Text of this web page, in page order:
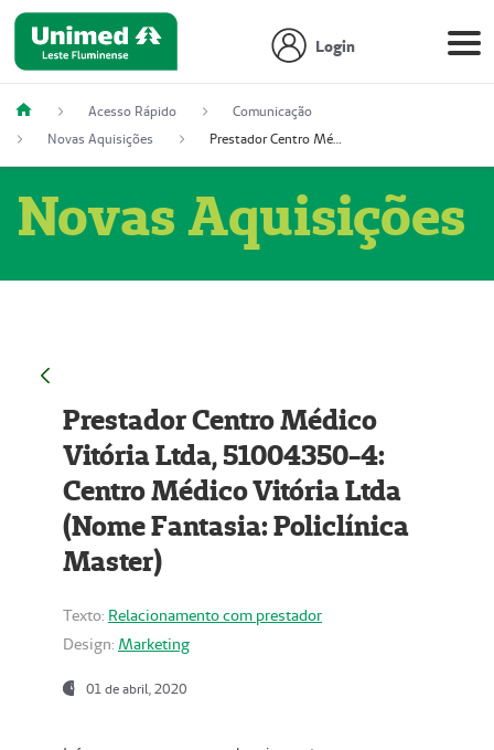
Login
Acesso Rápido
Comunicação
Novas Aquisições
Prestador Centro Médico Vitória Ltda, 51004350-4: Centro Médico Vitória Ltda (Nome Fantasia: Policlínica Master)
Novas Aquisições
Prestador Centro Médico
Vitória Ltda, 51004350-4:
Centro Médico Vitória Ltda
(Nome Fantasia: Policlínica
Master)
Texto: Relacionamento com prestador
Design: Marketing
01 de abril, 2020